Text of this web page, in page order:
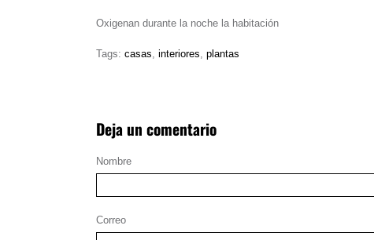
Oxigenan durante la noche la habitación
Tags: casas interiores plantas
Deja un comentario
Nombre
Correo